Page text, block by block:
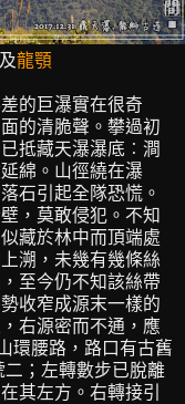
龍顎
的巨瀑實在很奇
的清脆聲。攀過初
抵藏天瀑瀑底︰澗
綿。山徑繞在瀑
石引起全隊恐慌。
，莫敢侵犯。不知
藏於林中而頂端處
溯，未幾有幾條絲
至今仍不知該絲帶
收窄成源末一樣的
右源密而不通，應
環腰路，路口有古舊
；左轉數步已脫離
其左方。右轉接引